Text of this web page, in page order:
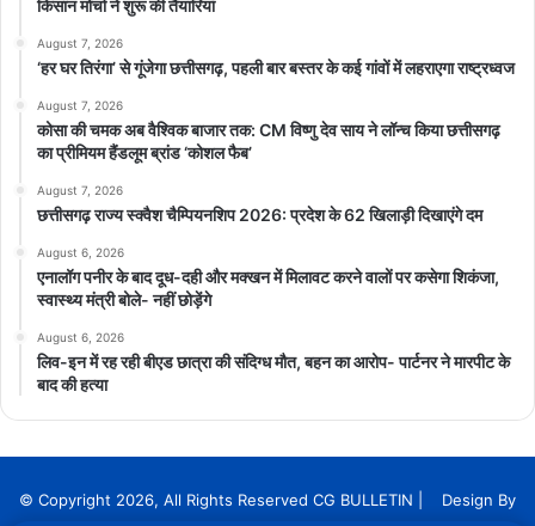
किसान मोर्चा ने शुरू की तैयारियां
August 7, 2026
‘हर घर तिरंगा’ से गूंजेगा छत्तीसगढ़, पहली बार बस्तर के कई गांवों में लहराएगा राष्ट्रध्वज
August 7, 2026
कोसा की चमक अब वैश्विक बाजार तक: CM विष्णु देव साय ने लॉन्च किया छत्तीसगढ़
का प्रीमियम हैंडलूम ब्रांड ‘कोशल फैब’
August 7, 2026
छत्तीसगढ़ राज्य स्क्वैश चैम्पियनशिप 2026: प्रदेश के 62 खिलाड़ी दिखाएंगे दम
August 6, 2026
एनालॉग पनीर के बाद दूध-दही और मक्खन में मिलावट करने वालों पर कसेगा शिकंजा,
स्वास्थ्य मंत्री बोले- नहीं छोड़ेंगे
August 6, 2026
लिव-इन में रह रही बीएड छात्रा की संदिग्ध मौत, बहन का आरोप- पार्टनर ने मारपीट के
बाद की हत्या
© Copyright 2026, All Rights Reserved CG BULLETIN | Design By